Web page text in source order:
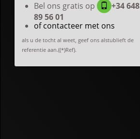
Bel ons gratis op
+34 648
89 56 01
of contacteer met ons
als u de tocht al weet, geef ons alstublieft de
referentie aan.((*)Ref).